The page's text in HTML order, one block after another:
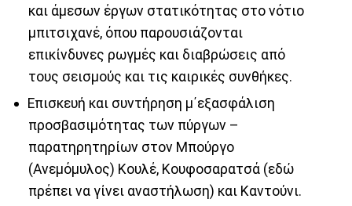
και άμεσων έργων στατικότητας στο νότιο
μπιτσιχανέ, όπου παρουσιάζονται
επικίνδυνες ρωγμές και διαβρώσεις από
τους σεισμούς και τις καιρικές συνθήκες.
Επισκευή και συντήρηση μ΄εξασφάλιση
προσβασιμότητας των πύργων –
παρατηρητηρίων στον Μπούργο
(Ανεμόμυλος) Κουλέ, Κουφοσαρατσά (εδώ
πρέπει να γίνει αναστήλωση) και Καντούνι.